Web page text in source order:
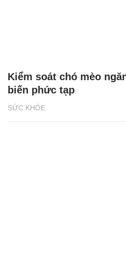
SỨC KHỎE
Kiểm soát chó mèo
biến phức tạp